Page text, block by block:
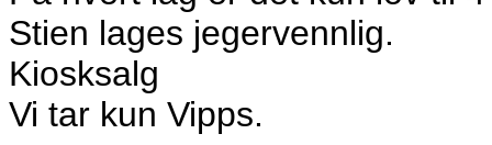
Stien lages jegervennlig.
Kiosksalg
Vi tar kun Vipps.